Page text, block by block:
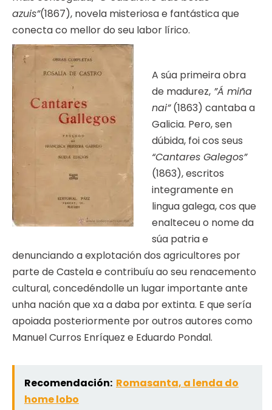
azuis”(1867), novela misteriosa e fantástica que
conecta co mellor do seu labor lírico.
A súa primeira obra
de madurez, ”Á miña
nai”(1863) cantaba a
Galicia. Pero, sen
dúbida, foi cos seus
“Cantares Galegos”
(1863), escritos
integramente en
lingua galega, cos que
enalteceu o nome da
súa patria e
denunciando a explotación dos agricultores por
parte de Castela e contribuíu ao seu renacemento
cultural, concedéndolle un lugar importante ante
unha nación que xa a daba por extinta. E que sería
apoiada posteriormente por outros autores como
Manuel Curros Enríquez e Eduardo Pondal.
Recomendación: Romasanta, a lenda do
home lobo